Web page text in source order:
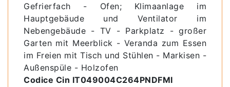
Gefrierfach - Ofen; Klimaanlage im
Hauptgebäude und Ventilator im
Nebengebäude - TV - Parkplatz - großer
Garten mit Meerblick - Veranda zum Essen
im Freien mit Tisch und Stühlen - Markisen -
Außenspüle - Holzofen
Codice Cin IT049004C264PNDFMI